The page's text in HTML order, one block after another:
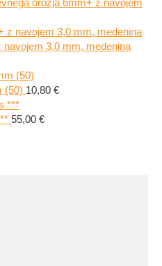
orožja 6mm+ z navojem
3,0 mm, medenina
(50) 10,80 €
55,00 €